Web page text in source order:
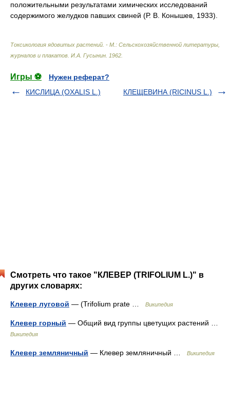
положительными результатами химических исследований
содержимого желудков павших свиней (Р. В. Конышев, 1933).
Токсикология ядовитых растений. - М.: Сельскохозяйственной литературы,
журналов и плакатов И.А. Гусынин 1962
Игры ⚽
Нужен реферат?
КИСЛИЦА (OXALIS L.)
КЛЕЩЕВИНА (RICINUS L.)
Смотреть что такое "КЛЕВЕР (TRIFOLIUM L.)" в
других словарях:
Клевер луговой — (Trifolium prate … Википедия
Клевер горный — Общий вид группы цветущих растений …
Википедия
Клевер земляничный — Клевер земляничный … Википедия